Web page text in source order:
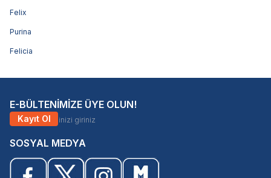
Felix
Purina
Felicia
E-BÜLTENİMİZE ÜYE OLUN!
Kayıt Ol
SOSYAL MEDYA